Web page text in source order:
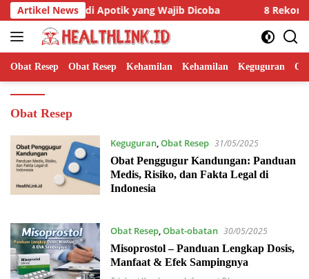
Langsung
ke
konten
Artikel News
Terbaik di Apotik yang Wajib Dicoba 8
Obat Resep Obat Resep Kehamilan Kehamilan Keguguran
Obat Resep
Keguguran,Obat Resep 31/05/2025
Obat Penggugur Kandungan: Panduan
Medis, Risiko, dan Fakta Legal di
Indonesia
Obat Resep,Obat-obatan 30/05/2025
Misoprostol – Panduan Lengkap Dosis,
Manfaat & Efek Sampingnya